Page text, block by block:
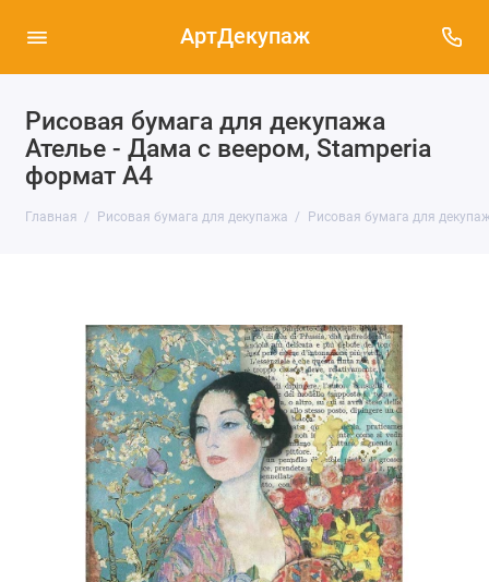
АртДекупаж
Рисовая бумага для декупажа
Ателье - Дама с веером, Stamperia
формат А4
Главная Рисовая бумага для декупажа Рисовая бумага для